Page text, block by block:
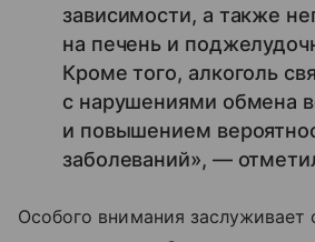
зависимости, а также
на печень и
Кроме того, алкоголь
с нарушениями обмена
и повышением
заболеваний», —
Особого внимания заслуживает